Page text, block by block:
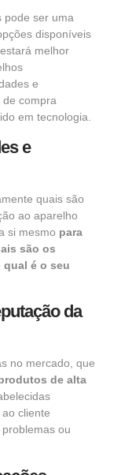
pode ser uma
disponíveis
melhor
e
de compra
em tecnologia.
e
quais são
ao aparelho
si mesmo para
são os
qual é o seu
da
no mercado, que
de alta
cliente
ou